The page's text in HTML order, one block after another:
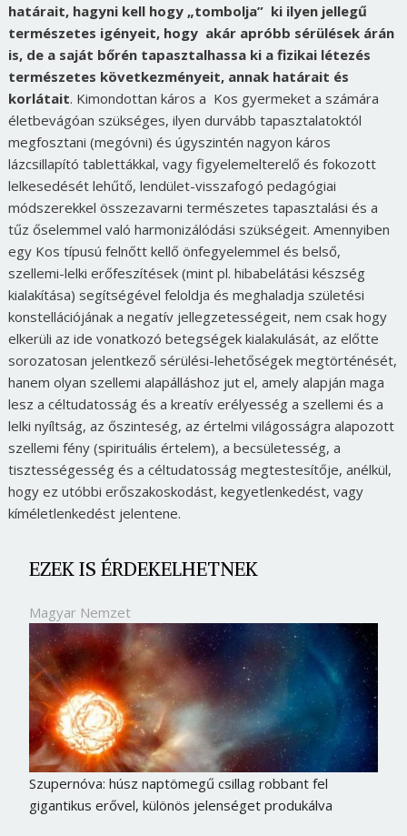
határait, hagyni kell hogy „tombolja” ki ilyen jellegű
természetes igényeit, hogy akár apróbb sérülések árán
is, de a saját bőrén tapasztalhassa ki a fizikai létezés
természetes következményeit, annak határait és
korlátait. Kimondottan káros a Kos gyermeket a számára
életbevágóan szükséges, ilyen durvább tapasztalatoktól
megfosztani (megóvni) és úgyszintén nagyon káros
lázcsillapító tablettákkal, vagy figyelemelterelő és fokozott
lelkesedését lehűtő, lendület-visszafogó pedagógiai
módszerekkel összezavarni természetes tapasztalási és a
tűz őselemmel való harmonizálódási szükségeit. Amennyiben
egy Kos típusú felnőtt kellő önfegyelemmel és belső,
szellemi-lelki erőfeszítések (mint pl. hibabelátási készség
kialakítása) segítségével feloldja és meghaladja születési
konstellációjának a negatív jellegzetességeit, nem csak hogy
elkerüli az ide vonatkozó betegségek kialakulását, az előtte
sorozatosan jelentkező sérülési-lehetőségek megtörténését,
hanem olyan szellemi alapálláshoz jut el, amely alapján maga
lesz a céltudatosság és a kreatív erélyesség a szellemi és a
lelki nyíltság, az őszinteség, az értelmi világosságra alapozott
szellemi fény (spirituális értelem), a becsületesség, a
tisztességesség és a céltudatosság megtestesítője, anélkül,
hogy ez utóbbi erőszakoskodást, kegyetlenkedést, vagy
kíméletlenkedést jelentene.
EZEK IS ÉRDEKELHETNEK
Magyar Nemzet
Szupernóva: húsz naptömegű csillag robbant fel
gigantikus erővel, különös jelenséget produkálva